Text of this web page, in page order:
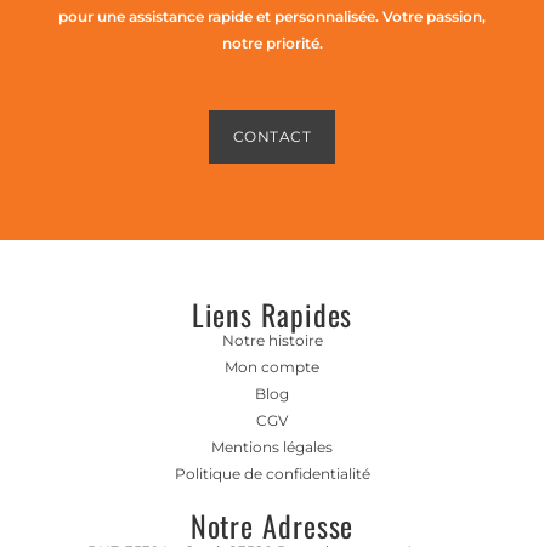
pour une assistance rapide et personnalisée. Votre passion,
notre priorité.
CONTACT
Liens Rapides
Notre histoire
Mon compte
Blog
CGV
Mentions légales
Politique de confidentialité
Notre Adresse